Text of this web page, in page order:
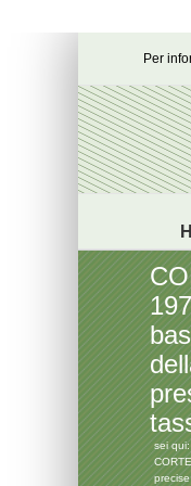
Per
sei qui: